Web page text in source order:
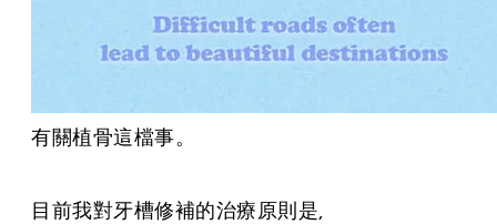
有關植骨這檔事。
目前我對牙槽修補的治療原則是,